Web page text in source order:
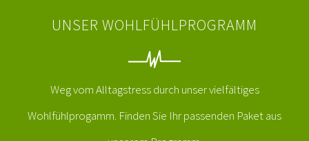
Weg vom Alltagstress durch unser vielfältiges
Wohlfühlprogamm. Finden Sie Ihr passenden Paket aus
unserem Programm.